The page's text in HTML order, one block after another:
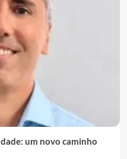
um novo caminho